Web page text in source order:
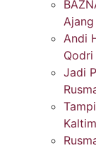
Ajang
Andi
Qodri
Jadi